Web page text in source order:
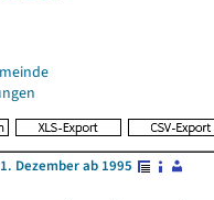
Dezember ab 1995